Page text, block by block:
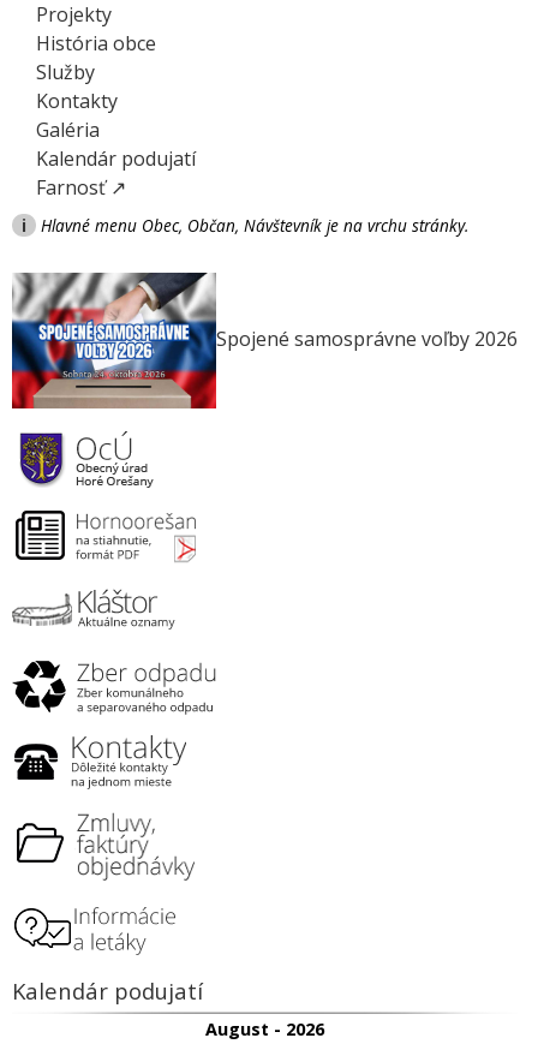
Projekty
História obce
Služby
Kontakty
Galéria
Kalendár podujatí
Farnosť ↗
i Hlavné menu Obec, Občan, Návštevník je na vrchu stránky.
Spojené samosprávne voľby 2026
Kalendár podujatí
August - 2026